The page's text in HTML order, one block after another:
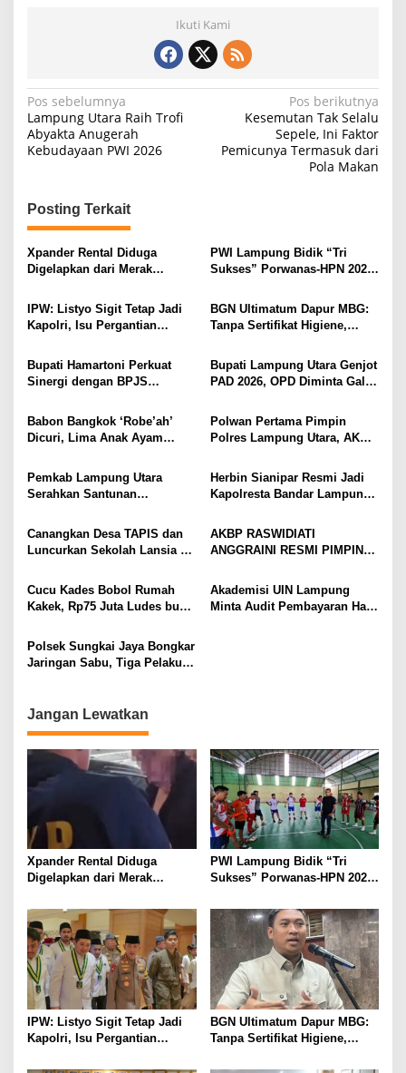
Ikuti Kami
N
a
v
g
a
s
p
o
s
Pos sebelumnya
Lampung Utara Raih Trofi
Abyakta Anugerah
Kebudayaan PWI 2026
Pos berikutnya
Kesemutan Tak Selalu
Sepele, Ini Faktor
Pemicunya Termasuk dari
Pola Makan
Posting Terkait
Xpander Rental Diduga
Digelapkan dari Merak
Pengemudinya Prajurit TNI
AL
PWI Lampung Bidik “Tri
Sukses” Porwanas-HPN 2027:
Pariwisata Menggeliat
IPW: Listyo Sigit Tetap Jadi
Kapolri, Isu Pergantian
Kawanan Febrie Adriansyah
BGN Ultimatum Dapur MBG:
Tanpa Sertifikat Higiene,
Bupati Hamartoni Perkuat
Sinergi dengan BPJS
Kesehatan Makin Cepat dan
Mudah
Bupati Lampung Utara Genjot
PAD 2026, OPD Diminta Gali
hingga Optimalkan PBB-P2
Babon Bangkok ‘Robe’ah’
Dicuri, Lima Anak Ayam
Gang Jalaba Kotabumi Heboh
Polwan Pertama Pimpin
Polres Lampung Utara, AKBP
Pedang Pora
Pemkab Lampung Utara
Serahkan Santunan
Korban Kebakaran
Herbin Sianipar Resmi Jadi
Kapolresta Bandar Lampung,
Prioritas
Canangkan Desa TAPIS dan
Luncurkan Sekolah Lansia di
TP PKK Lampung Dorong
Pembangunan SDM Dimulai
dari Desa
AKBP RASWIDIATI
ANGGRAINI RESMI PIMPIN
BAWA KOMITMEN PERKUAT
KAMTIBMAS DAN
PELAYANAN PRESISI
Cucu Kades Bobol Rumah
Kakek, Rp75 Juta Ludes buat
Ditembak Polisi
Akademisi UIN Lampung
Minta Audit Pembayaran Hak
Polsek Sungkai Jaya Bongkar
Jaringan Sabu, Tiga Pelaku
Jangan Lewatkan
Xpander Rental Diduga
Digelapkan dari Merak
Pengemudinya Prajurit TNI
AL
PWI Lampung Bidik “Tri
Sukses” Porwanas-HPN 2027:
Pariwisata Menggeliat
IPW: Listyo Sigit Tetap Jadi
Kapolri, Isu Pergantian
BGN Ultimatum Dapur MBG:
Tanpa Sertifikat Higiene,